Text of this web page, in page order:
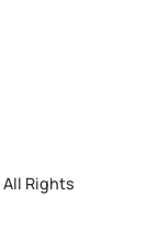
All Rights